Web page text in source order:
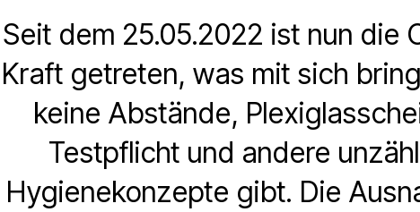
Seit dem 25.05.2022 ist nun die
Kraft getreten, was mit sich
keine Abstände,
Testpflicht und andere
Hygienekonzepte gibt. Die